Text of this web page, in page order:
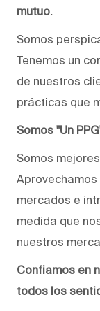
mutuo.
Somos
Tenemos un
de nuestros
prácticas que
Somos "Un
Somos
mercados e
medida que
nuestros
Confiamos en
todos los